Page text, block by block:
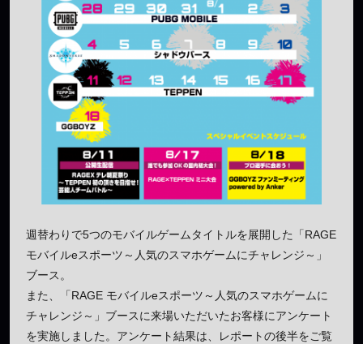
週替わりで5つのモバイルゲームタイトルを展開した「RAGE
モバイルeスポーツ～人気のスマホゲームにチャレンジ～」
ブース。
また、「RAGE モバイルeスポーツ～人気のスマホゲームに
チャレンジ～」ブースに来場いただいたお客様にアンケート
を実施しました。アンケート結果は、レポートの後半をご覧